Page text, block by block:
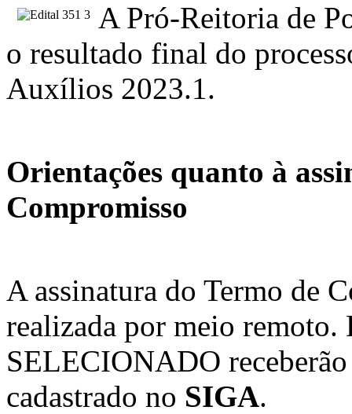
A Pró-Reitoria de
o resultado final do
Auxílios 2023.1.
Orientações quanto à
Compromisso
A assinatura do Termo de
realizada por meio remoto.
SELECIONADO
cadastrado no SIGA.